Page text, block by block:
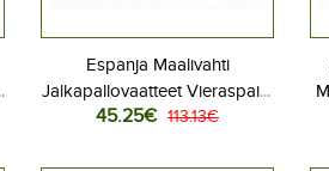
Espanja Maalivahti
Jalkapallovaatteet Vieraspaita
MM-kisat 2026 Pitkähihainen
45.25€ 113.13€